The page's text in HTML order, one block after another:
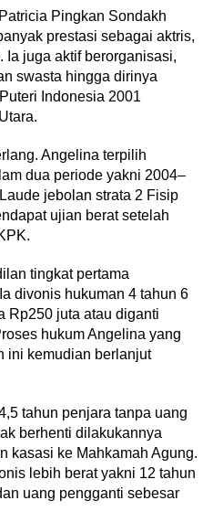
Pingkan Sondakh
prestasi sebagai aktris,
Ia juga aktif berorganisasi,
swasta hingga dirinya
Indonesia 2001
Angelina terpilih
dua periode yakni 2004–
jebolan strata 2 Fisip
ujian berat setelah
tingkat pertama
divonis hukuman 4 tahun 6
Rp250 juta atau diganti
hukum Angelina yang
ini kemudian berlanjut
tahun penjara tanpa uang
berhenti dilakukannya
kasasi ke Mahkamah Agung.
lebih berat yakni 12 tahun
uang pengganti sebesar